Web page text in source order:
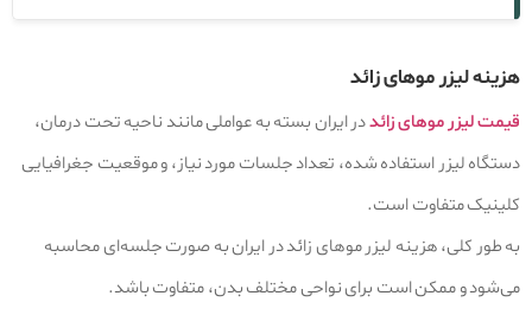
هزینه لیزر موهای زائد
قیمت لیزر موهای زائددر ایران بسته به عواملی مانند ناحیه تحت درمان،
دستگاه لیزر استفاده‌ شده، تعداد جلسات مورد نیاز، و موقعیت جغرافیایی
کلینیک متفاوت است.
به طور کلی، هزینه لیزر موهای زائد در ایران به صورت جلسه‌ای محاسبه
می‌شود و ممکن است برای نواحی مختلف بدن، متفاوت باشد.